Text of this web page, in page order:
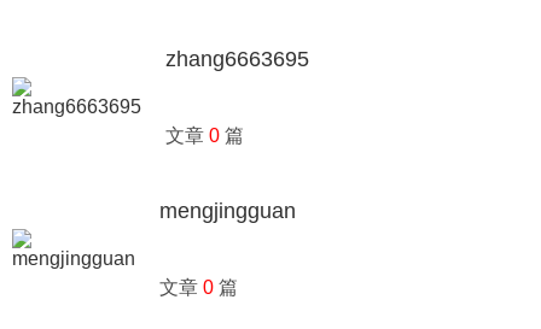
zhang6663695
文章 0 篇
mengjingguan
文章 0 篇